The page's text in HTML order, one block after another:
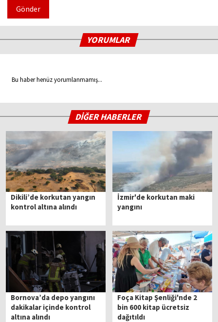
Gönder
YORUMLAR
Bu haber henüz yorumlanmamış...
DİĞER HABERLER
Dikili’de korkutan yangın
kontrol altına alındı
İzmir'de korkutan maki
yangını
Bornova’da depo yangını
dakikalar içinde kontrol
altına alındı
Foça Kitap Şenliği'nde 2
bin 600 kitap ücretsiz
dağıtıldı